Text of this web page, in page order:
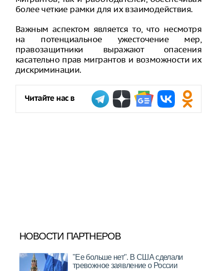
более четкие рамки для их взаимодействия.
Важным аспектом является то, что несмотря
на потенциальное ужесточение мер,
правозащитники выражают опасения
касательно прав мигрантов и возможности их
дискриминации.
Читайте нас в